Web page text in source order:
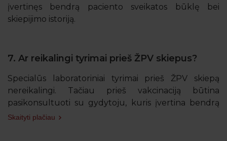
įvertinęs bendrą paciento sveikatos būklę bei
skiepijimo istoriją.
7. Ar reikalingi tyrimai prieš ŽPV skiepus?
Specialūs laboratoriniai tyrimai prieš ŽPV skiepą
nereikalingi. Tačiau prieš vakcinaciją būtina
pasikonsultuoti su gydytoju, kuris įvertina bendrą
sveikatos būklę ir įsitikina, kad asmuo tuo metu nėra
Skaityti plačiau